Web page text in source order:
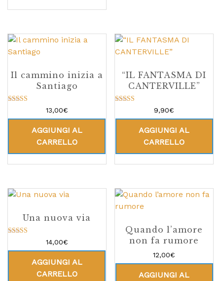
Il cammino inizia a
Santiago
su 5
13,00€
AGGIUNGI AL
CARRELLO
“IL FANTASMA DI
CANTERVILLE”
su 5
9,90€
AGGIUNGI AL
CARRELLO
Una nuova via
su 5
14,00€
AGGIUNGI AL
CARRELLO
Quando l’amore
non fa rumore
12,00€
AGGIUNGI AL